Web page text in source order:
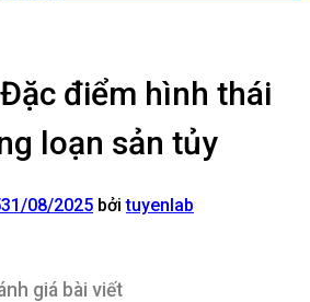
điểm hình thái
loạn sản tủy
31/08/2025 bởituyenlab
giá bài viết